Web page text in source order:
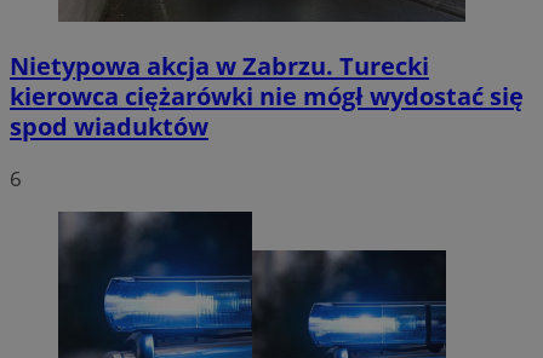
Nietypowa akcja w Zabrzu. Turecki
kierowca ciężarówki nie mógł wydostać się
spod wiaduktów
6